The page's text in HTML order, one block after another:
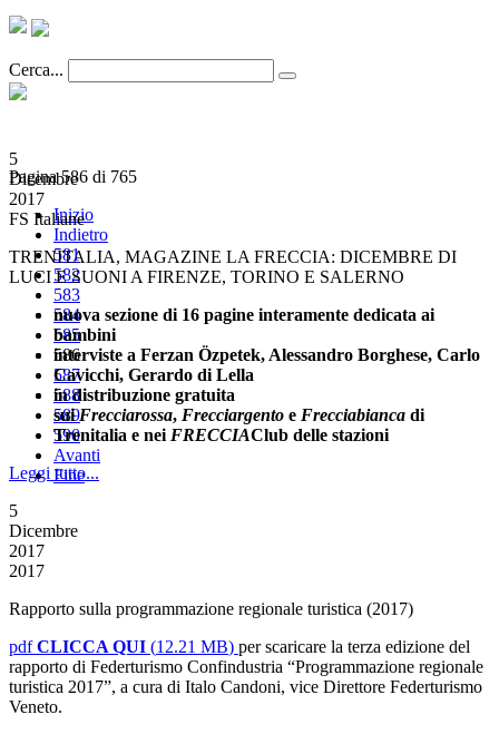
Cerca...
5
Dicembre
2017
FS Italiane
TRENITALIA, MAGAZINE LA FRECCIA: DICEMBRE DI
LUCI E SUONI A FIRENZE, TORINO E SALERNO
nuova sezione di 16 pagine interamente dedicata ai
bambini
interviste a Ferzan Özpetek, Alessandro Borghese, Carlo
Cavicchi, Gerardo di Lella
in distribuzione gratuita
suiFrecciarossa, Frecciargento e Frecciabianca di
Trenitalia e nei FRECCIAClub delle stazioni
Leggi tutto...
5
Dicembre
2017
2017
Rapporto sulla programmazione regionale turistica (2017)
pdf CLICCA QUI (12.21 MB) per scaricare la terza edizione del
rapporto di Federturismo Confindustria “Programmazione regionale
turistica 2017”, a cura di Italo Candoni, vice Direttore Federturismo
Veneto.
Pagina 586 di 765
Inizio
Indietro
581
582
583
584
585
586
587
588
589
590
Avanti
Fine